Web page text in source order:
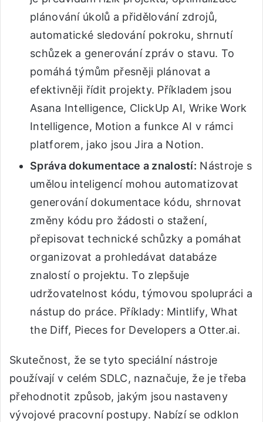
plánování úkolů a přidělování zdrojů,
automatické sledování pokroku, shrnutí
schůzek a generování zpráv o stavu. To
pomáhá týmům přesněji plánovat a
efektivněji řídit projekty. Příkladem jsou
Asana Intelligence, ClickUp AI, Wrike Work
Intelligence, Motion a funkce AI v rámci
platforem, jako jsou Jira a Notion.
Správa dokumentace a znalostí: Nástroje s
umělou inteligencí mohou automatizovat
generování dokumentace kódu, shrnovat
změny kódu pro žádosti o stažení,
přepisovat technické schůzky a pomáhat
organizovat a prohledávat databáze
znalostí o projektu. To zlepšuje
udržovatelnost kódu, týmovou spolupráci a
nástup do práce. Příklady: Mintlify, What
the Diff, Pieces for Developers a Otter.ai.
Skutečnost, že se tyto speciální nástroje
používají v celém SDLC, naznačuje, že je třeba
přehodnotit způsob, jakým jsou nastaveny
vývojové pracovní postupy. Nabízí se odklon